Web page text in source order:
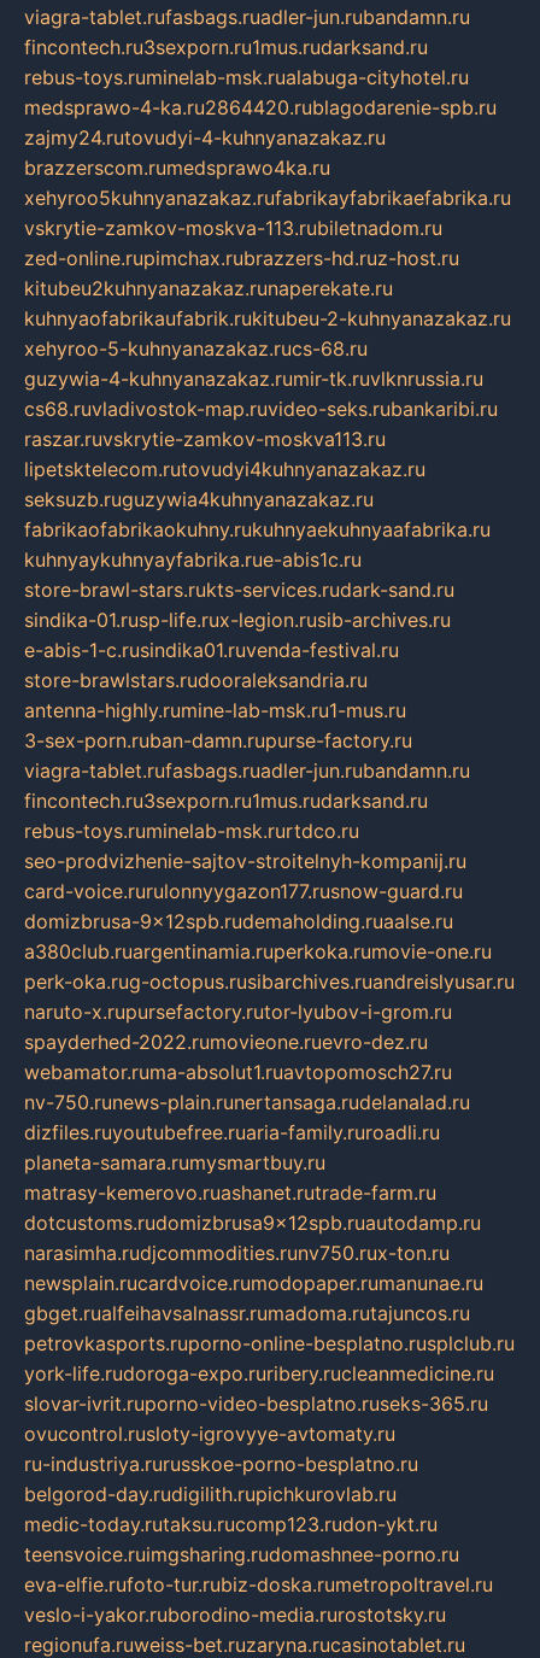
viagra-tablet.rufasbags.ruadler-jun.rubandamn.ru
fincontech.ru3sexporn.ru1mus.rudarksand.ru
rebus-toys.ruminelab-msk.rualabuga-cityhotel.ru
medsprawo-4-ka.ru2864420.rublagodarenie-spb.ru
zajmy24.rutovudyi-4-kuhnyanazakaz.ru
brazzerscom.rumedsprawo4ka.ru
xehyroo5kuhnyanazakaz.rufabrikayfabrikaefabrika.ru
vskrytie-zamkov-moskva-113.rubiletnadom.ru
zed-online.rupimchax.rubrazzers-hd.ruz-host.ru
kitubeu2kuhnyanazakaz.runaperekate.ru
kuhnyaofabrikaufabrik.rukitubeu-2-kuhnyanazakaz.ru
xehyroo-5-kuhnyanazakaz.rucs-68.ru
guzywia-4-kuhnyanazakaz.rumir-tk.ruvlknrussia.ru
cs68.ruvladivostok-map.ruvideo-seks.rubankaribi.ru
raszar.ruvskrytie-zamkov-moskva113.ru
lipetsktelecom.rutovudyi4kuhnyanazakaz.ru
seksuzb.ruguzywia4kuhnyanazakaz.ru
fabrikaofabrikaokuhny.rukuhnyaekuhnyaafabrika.ru
kuhnyaykuhnyayfabrika.rue-abis1c.ru
store-brawl-stars.rukts-services.rudark-sand.ru
sindika-01.rusp-life.rux-legion.rusib-archives.ru
e-abis-1-c.rusindika01.ruvenda-festival.ru
store-brawlstars.rudooraleksandria.ru
antenna-highly.rumine-lab-msk.ru1-mus.ru
3-sex-porn.ruban-damn.rupurse-factory.ru
viagra-tablet.rufasbags.ruadler-jun.rubandamn.ru
fincontech.ru3sexporn.ru1mus.rudarksand.ru
rebus-toys.ruminelab-msk.rurtdco.ru
seo-prodvizhenie-sajtov-stroitelnyh-kompanij.ru
card-voice.rurulonnyygazon177.rusnow-guard.ru
domizbrusa-9x12spb.rudemaholding.ruaalse.ru
a380club.ruargentinamia.ruperkoka.rumovie-one.ru
perk-oka.rug-octopus.rusibarchives.ruandreislyusar.ru
naruto-x.rupursefactory.rutor-lyubov-i-grom.ru
spayderhed-2022.rumovieone.ruevro-dez.ru
webamator.ruma-absolut1.ruavtopomosch27.ru
nv-750.runews-plain.runertansaga.rudelanalad.ru
dizfiles.ruyoutubefree.ruaria-family.ruroadli.ru
planeta-samara.rumysmartbuy.ru
matrasy-kemerovo.ruashanet.rutrade-farm.ru
dotcustoms.rudomizbrusa9x12spb.ruautodamp.ru
narasimha.rudjcommodities.runv750.rux-ton.ru
newsplain.rucardvoice.rumodopaper.rumanunae.ru
gbget.rualfeihavsalnassr.rumadoma.rutajuncos.ru
petrovkasports.ruporno-online-besplatno.rusplclub.ru
york-life.rudoroga-expo.ruribery.rucleanmedicine.ru
slovar-ivrit.ruporno-video-besplatno.ruseks-365.ru
ovucontrol.rusloty-igrovyye-avtomaty.ru
ru-industriya.rurusskoe-porno-besplatno.ru
belgorod-day.rudigilith.rupichkurovlab.ru
medic-today.rutaksu.rucomp123.rudon-ykt.ru
teensvoice.ruimgsharing.rudomashnee-porno.ru
eva-elfie.rufoto-tur.rubiz-doska.rumetropoltravel.ru
veslo-i-yakor.ruborodino-media.rurostotsky.ru
regionufa.ruweiss-bet.ruzaryna.rucasinotablet.ru